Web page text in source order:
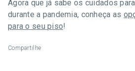
Agora que já sabe os cuidados
durante a pandemia, conheça as
para o seu piso!
Compartilhe